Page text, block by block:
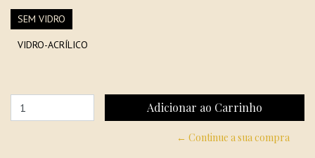
SEM VIDRO
VIDRO-ACRÍLICO
← Continue a sua compra